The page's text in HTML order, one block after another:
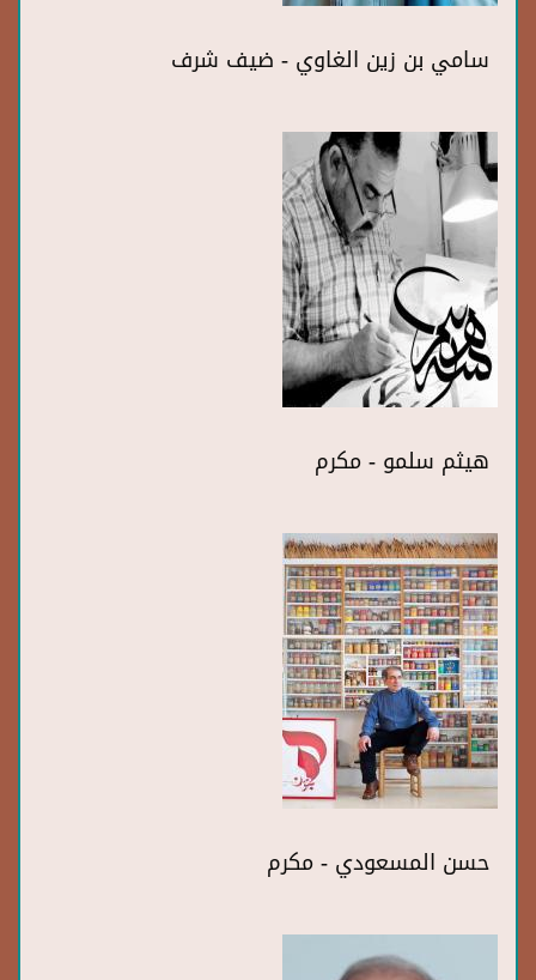
سامي بن زين الغاوي - ضيف شرف
هيثم سلمو - مكرم
حسن المسعودي - مكرم